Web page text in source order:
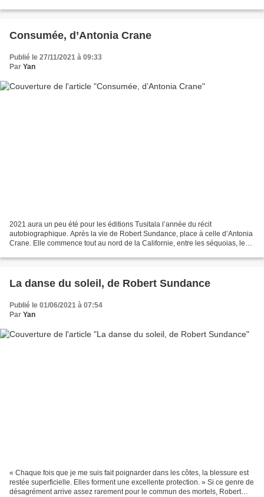
Consumée, d’Antonia Crane
Publié le 27/11/2021 à 09:33
Par Yan
2021 aura un peu été pour les éditions Tusitala l’année du récit
autobiographique. Après la vie de Robert Sundance, place à celle d’Antonia
Crane. Elle commence tout au nord de la Californie, entre les séquoias, les
La danse du soleil, de Robert Sundance
Publié le 01/06/2021 à 07:54
Par Yan
« Chaque fois que je me suis fait poignarder dans les côtes, la blessure est
restée superficielle. Elles forment une excellente protection. » Si ce genre de
désagrément arrive assez rarement pour le commun des mortels, Robert